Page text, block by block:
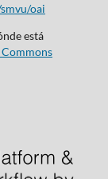
oai
está